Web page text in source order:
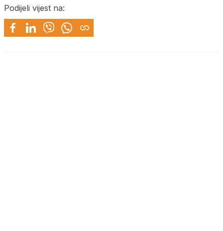
Podijeli vijest na: